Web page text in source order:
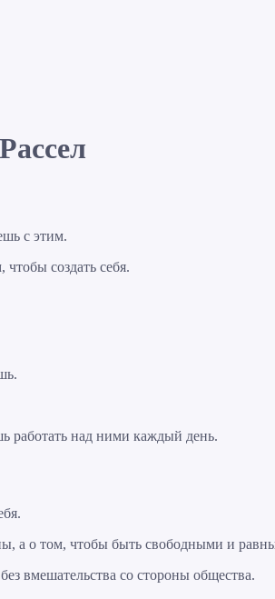
с этим.
создать себя.
работать над ними каждый день.
а о том, чтобы быть свободными и
вмешательства со стороны общества.